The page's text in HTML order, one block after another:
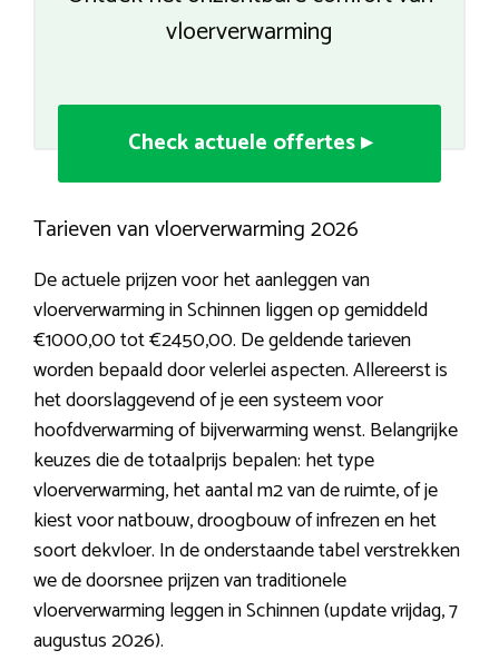
vloerverwarming
Check actuele offertes ▸
Tarieven van vloerverwarming 2026
De actuele prijzen voor het aanleggen van
vloerverwarming in Schinnen liggen op gemiddeld
€1000,00 tot €2450,00. De geldende tarieven
worden bepaald door velerlei aspecten. Allereerst is
het doorslaggevend of je een systeem voor
hoofdverwarming of bijverwarming wenst. Belangrijke
keuzes die de totaalprijs bepalen: het type
vloerverwarming, het aantal m2 van de ruimte, of je
kiest voor natbouw, droogbouw of infrezen en het
soort dekvloer. In de onderstaande tabel verstrekken
we de doorsnee prijzen van traditionele
vloerverwarming leggen in Schinnen (update vrijdag, 7
augustus 2026).